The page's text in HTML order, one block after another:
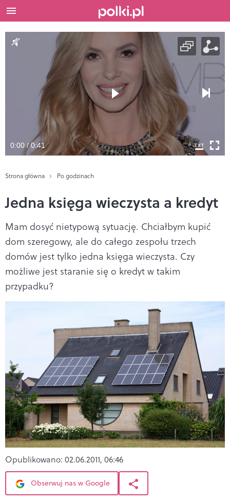
0:00 / 0:41
Strona główna Po godzinach
Jedna księga wieczysta a kredyt
Mam dosyć nietypową sytuację. Chciałbym kupić
dom szeregowy, ale do całego zespołu trzech
domów jest tylko jedna księga wieczysta. Czy
możliwe jest staranie się o kredyt w takim
przypadku?
Opublikowano: 02.06.2011, 06:46
Obserwuj nas w Google